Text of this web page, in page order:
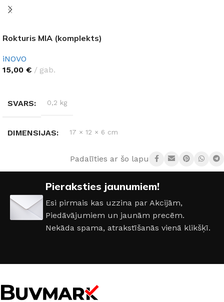
Rokturis MIA (komplekts)
iNOVO
15,00 € gab.
SVARS 0,2 kg
DIMENSIJAS 17 × 12 × 6 cm
Vecs misiņš ,Matēts hroms
MATERIĀLS Alumīnijs
RAŽOTĀJS iNOVO
Padalīties ar šo lapu:
Pieraksties jaunumiem!
Esi pirmais kas uzzina par Akcijām,
Piedāvājumiem un jaunām precēm.
Nekāda spama, atrakstīšanās vienā klikšķī.